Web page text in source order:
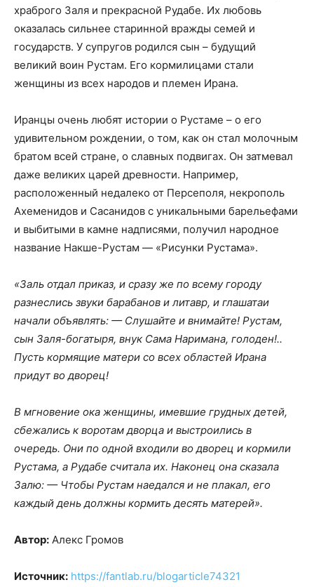
храброго Заля и прекрасной Рудабе. Их любовь
оказалась сильнее старинной вражды семей и
государств. У супругов родился сын – будущий
великий воин Рустам. Его кормилицами стали
женщины из всех народов и племен Ирана.
Иранцы очень любят истории о Рустаме – о его
удивительном рождении, о том, как он стал молочным
братом всей стране, о славных подвигах. Он затмевал
даже великих царей древности. Например,
расположенный недалеко от Персеполя, некрополь
Ахеменидов и Сасанидов с уникальными барельефами
и выбитыми в камне надписями, получил народное
название Накше-Рустам — «Рисунки Рустама».
«Заль отдал приказ, и сразу же по всему городу
разнеслись звуки барабанов и литавр, и глашатаи
начали объявлять: — Слушайте и внимайте! Рустам,
сын Заля-богатыря, внук Сама Наримана, голоден!..
Пусть кормящие матери со всех областей Ирана
придут во дворец!
В мгновение ока женщины, имевшие грудных детей,
сбежались к воротам дворца и выстроились в
очередь. Они по одной входили во дворец и кормили
Рустама, а Рудабе считала их. Наконец она сказала
Залю: — Чтобы Рустам наедался и не плакал, его
каждый день должны кормить десять матерей».
Автор: Алекс Громов
Источник: https://fantlab.ru/blogarticle74321